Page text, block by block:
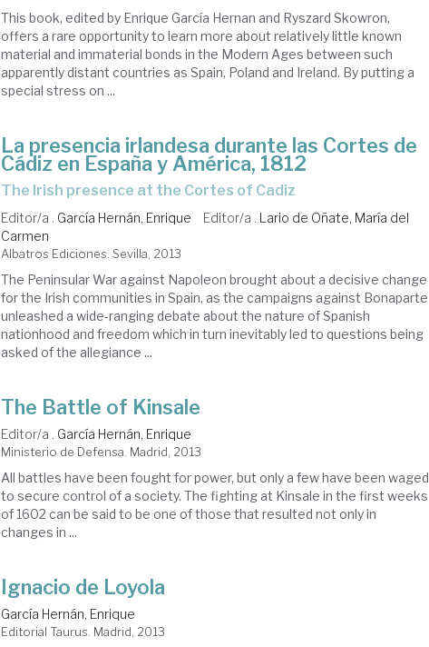
This book, edited by Enrique García Hernan and Ryszard Skowron,
offers a rare opportunity to learn more about relatively little known
material and immaterial bonds in the Modern Ages between such
apparently distant countries as Spain, Poland and Ireland. By putting a
special stress on ...
La presencia irlandesa durante las Cortes de
Cádiz en España y América, 1812
The Irish presence at the Cortes of Cadiz
Editor/a . García Hernán, Enrique Editor/a . Lario de Oñate, María del
Carmen
Albatros Ediciones. Sevilla, 2013
The Peninsular War against Napoleon brought about a decisive change
for the Irish communities in Spain, as the campaigns against Bonaparte
unleashed a wide-ranging debate about the nature of Spanish
nationhood and freedom which in turn inevitably led to questions being
asked of the allegiance ...
The Battle of Kinsale
Editor/a . García Hernán, Enrique
Ministerio de Defensa. Madrid, 2013
All battles have been fought for power, but only a few have been waged
to secure control of a society. The fighting at Kinsale in the first weeks
of 1602 can be said to be one of those that resulted not only in
changes in ...
Ignacio de Loyola
García Hernán, Enrique
Editorial Taurus. Madrid, 2013